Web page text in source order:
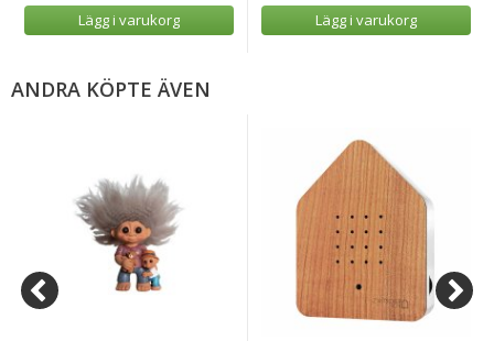
Lägg i varukorg
Lägg i varukorg
ANDRA KÖPTE ÄVEN